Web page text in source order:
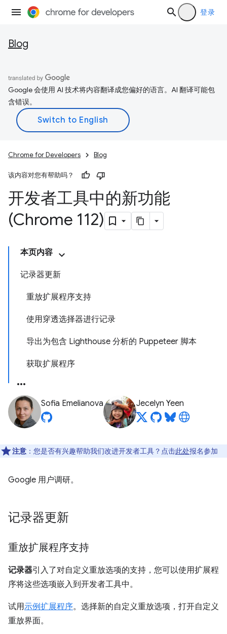
登录
Blog
Google 会使用 AI 技术将内容翻译成您偏好的语言。AI 翻译可能包
含错误。
Chrome for Developers Blog
该内容对您有帮助吗？
开发者工具中的新功能
(Chrome 112)
本页内容
记录器更新
重放扩展程序支持
使用穿透选择器进行记录
导出为包含 Lighthouse 分析的 Puppeteer 脚本
获取扩展程序
Sofia Emelianova Jecelyn Yeen
注意 ：您是否有兴趣帮助我们改进开发者工具？点击此处报名参加
Google 用户调研。
记录器更新
重放扩展程序支持
记录器引入了对自定义重放选项的支持，您可以使用扩展程
序将这些选项嵌入到开发者工具中。
试用示例扩展程序。选择新的自定义重放选项，打开自定义
重放界面。